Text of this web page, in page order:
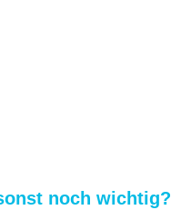
noch wichtig?